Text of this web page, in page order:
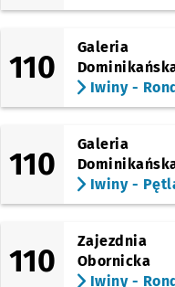
Dyrekcyjna NŻ
(Petrusewicza)
Petrusewicza
(Sucha)
Dworzec Autobusowy
(Swobodna)
EPI NŻ Przystanek na
(Świdnicka)
Arkady (Capitol)
(Świdnicka)
Renoma
(Kazimierza Wielkiego)
110
Galeria
Iwiny -
110
Galeria
Iwiny -
110
Zajezdnia
Obornicka
Iwiny -